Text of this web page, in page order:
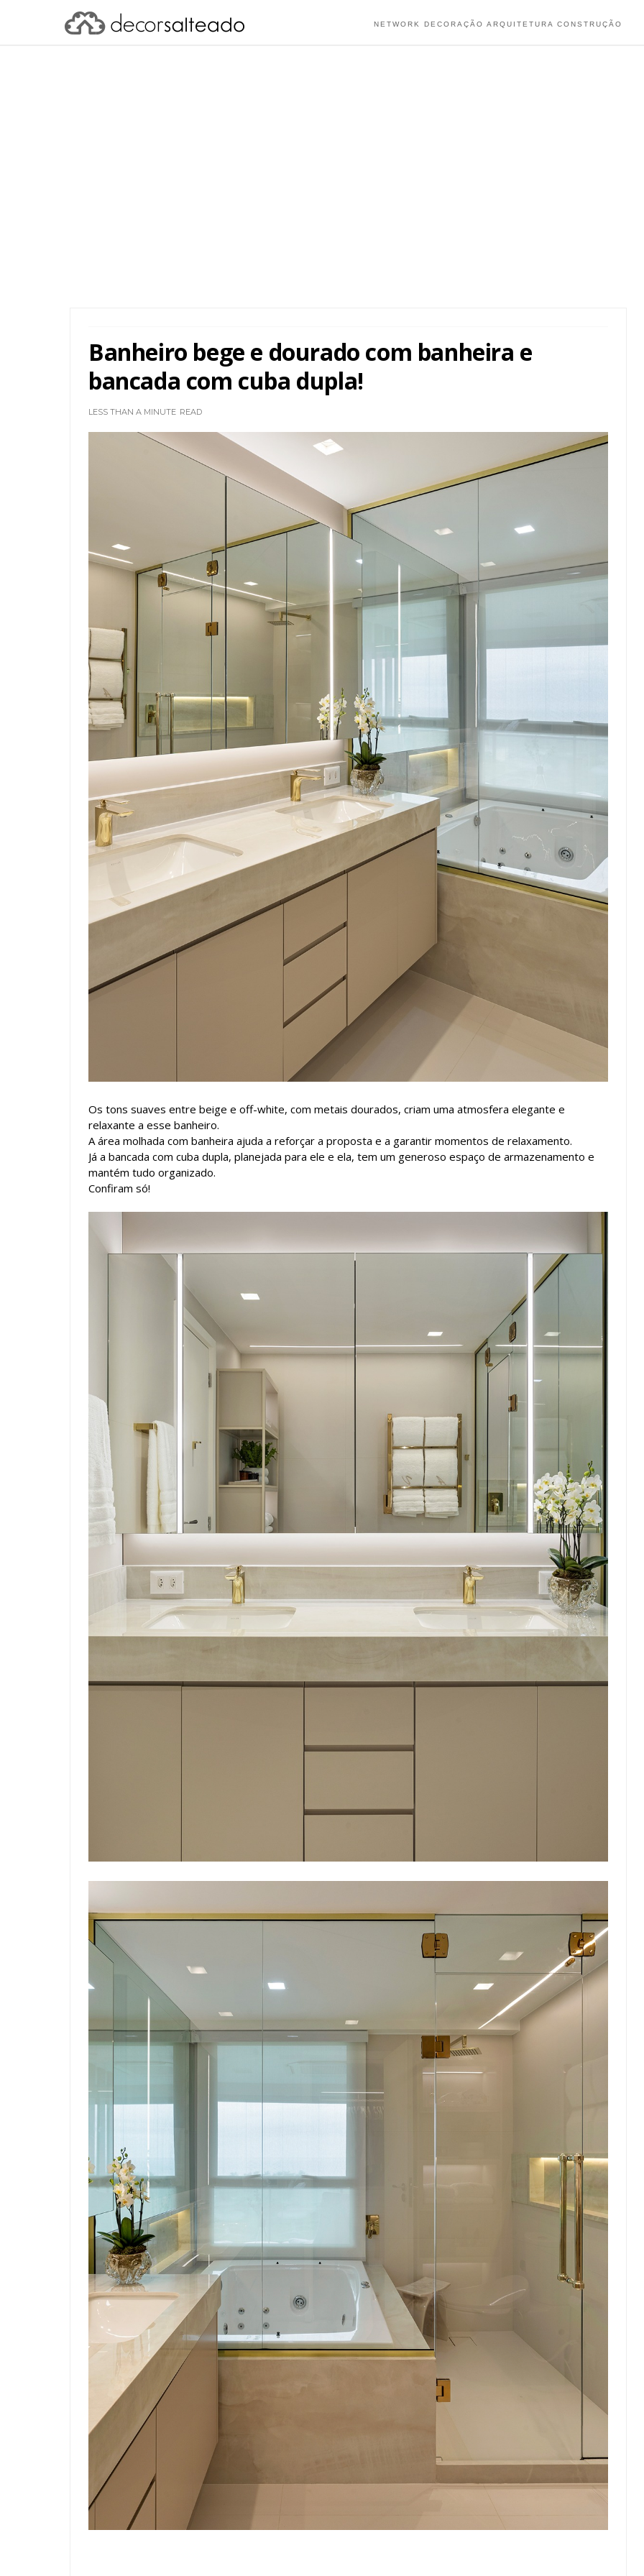
NETWORK DECORAÇÃO ARQUITETURA CONSTRUÇÃO
Banheiro bege e dourado com banheira e
bancada com cuba dupla!
LESS THAN A MINUTE READ
Os tons suaves entre beige e off-white, com metais dourados, criam uma atmosfera elegante e
relaxante a esse banheiro.
A área molhada com banheira ajuda a reforçar a proposta e a garantir momentos de relaxamento.
Já a bancada com cuba dupla, planejada para ele e ela, tem um generoso espaço de armazenamento e
mantém tudo organizado.
Confiram só!